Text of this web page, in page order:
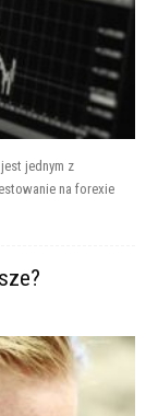
jednym z
na forexie